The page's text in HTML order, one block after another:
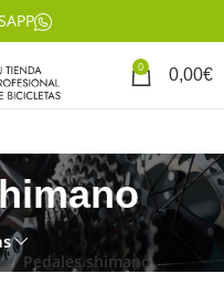
0 0,00€
Pedales shimano